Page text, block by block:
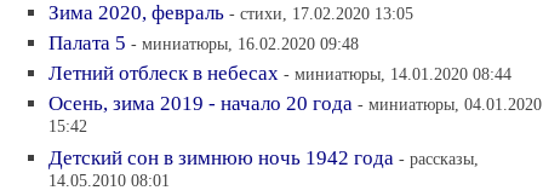
Зима 2020, февраль - стихи, 17.02.2020 13:05
Палата 5 - миниатюры, 16.02.2020 09:48
Летний отблеск в небесах - миниатюры, 14.01.2020 08:44
Осень, зима 2019 - начало 20 года - миниатюры, 04.01.2020
15:42
Детский сон в зимнюю ночь 1942 года - рассказы,
14.05.2010 08:01